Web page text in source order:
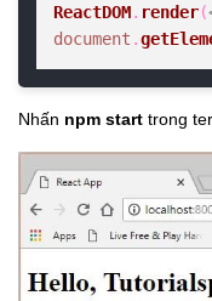
ReactDOM. render(
document .
Nhấn npm start trong